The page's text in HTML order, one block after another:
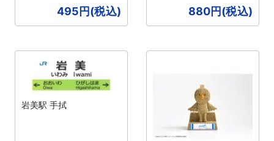
495円(税込) 880円(税込)
岩美駅 手拭